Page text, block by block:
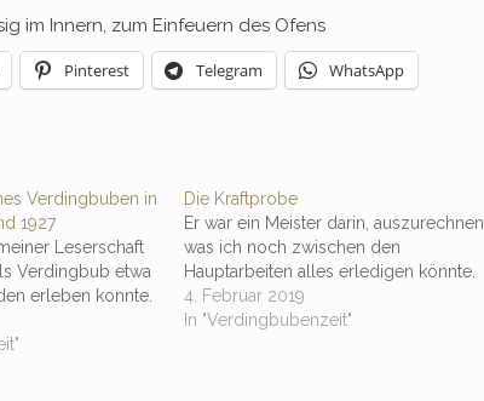
im Innern, zum Einfeuern des Ofens
Pinterest Telegram WhatsApp
Verdingbuben in
1927
Leserschaft
Verdingbub etwa
erleben konnte.
Die Kraftprobe
Er war ein Meister darin, auszurechnen,
was ich noch zwischen den
Hauptarbeiten alles erledigen könnte.
4. Februar 2019
In "Verdingbubenzeit"